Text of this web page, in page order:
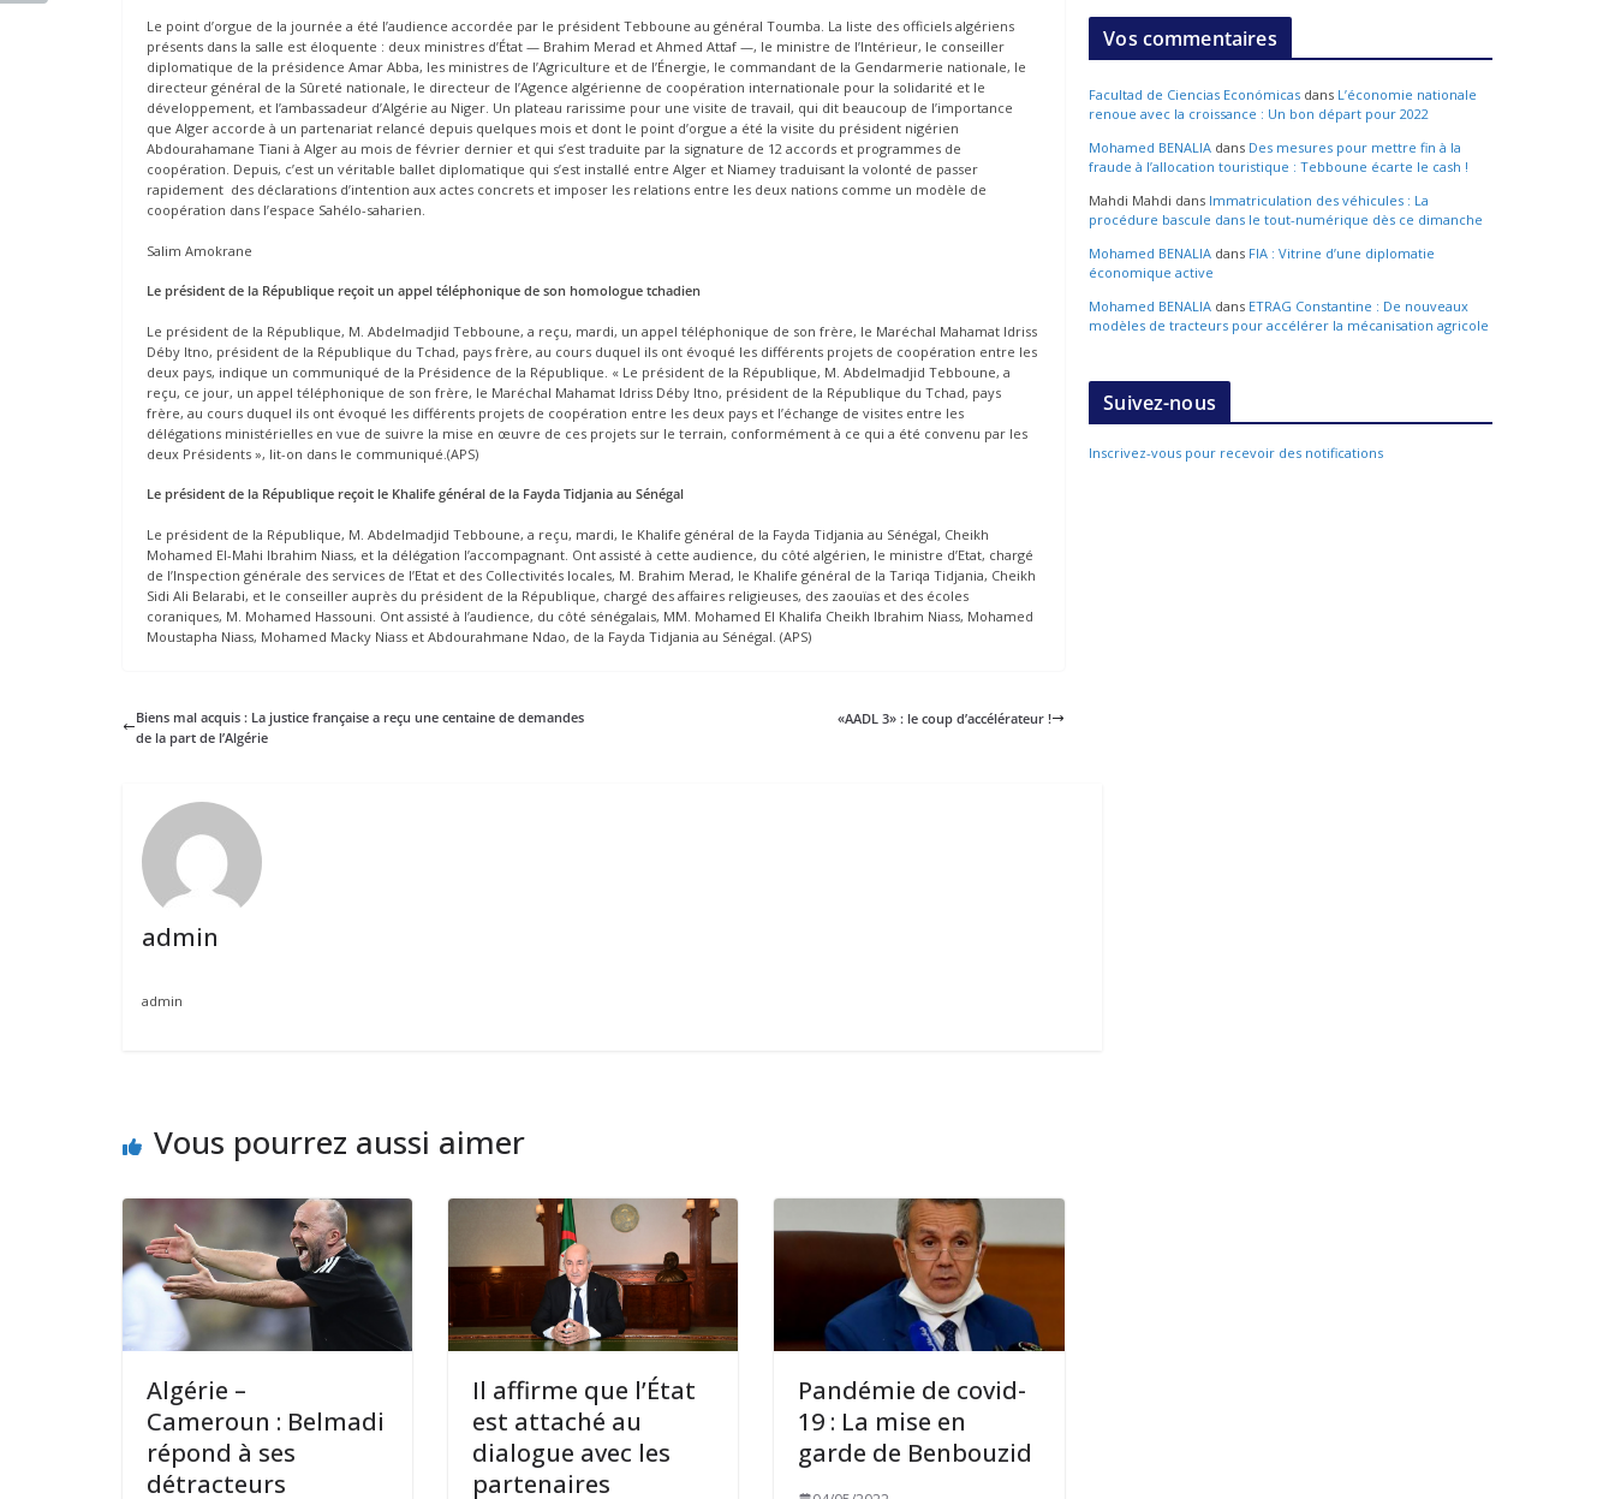
Le point d’orgue de la journée a été l’audience accordée par le président Tebboune au général Toumba. La liste des officiels algériens
présents dans la salle est éloquente : deux ministres d’État — Brahim Merad et Ahmed Attaf —, le ministre de l’Intérieur, le conseiller
diplomatique de la présidence Amar Abba, les ministres de l’Agriculture et de l’Énergie, le commandant de la Gendarmerie nationale, le
directeur général de la Sûreté nationale, le directeur de l’Agence algérienne de coopération internationale pour la solidarité et le
développement, et l’ambassadeur d’Algérie au Niger. Un plateau rarissime pour une visite de travail, qui dit beaucoup de l’importance
que Alger accorde à un partenariat relancé depuis quelques mois et dont le point d’orgue a été la visite du président nigérien
Abdourahamane Tiani à Alger au mois de février dernier et qui s’est traduite par la signature de 12 accords et programmes de
coopération. Depuis, c’est un véritable ballet diplomatique qui s’est installé entre Alger et Niamey traduisant la volonté de passer
rapidement des déclarations d’intention aux actes concrets et imposer les relations entre les deux nations comme un modèle de
coopération dans l’espace Sahélo-saharien.
Salim Amokrane
Le président de la République reçoit un appel téléphonique de son homologue tchadien
Le président de la République, M. Abdelmadjid Tebboune, a reçu, mardi, un appel téléphonique de son frère, le Maréchal Mahamat Idriss
Déby Itno, président de la République du Tchad, pays frère, au cours duquel ils ont évoqué les différents projets de coopération entre les
deux pays, indique un communiqué de la Présidence de la République. « Le président de la République, M. Abdelmadjid Tebboune, a
reçu, ce jour, un appel téléphonique de son frère, le Maréchal Mahamat Idriss Déby Itno, président de la République du Tchad, pays
frère, au cours duquel ils ont évoqué les différents projets de coopération entre les deux pays et l’échange de visites entre les
délégations ministérielles en vue de suivre la mise en œuvre de ces projets sur le terrain, conformément à ce qui a été convenu par les
deux Présidents », lit-on dans le communiqué.(APS)
Le président de la République reçoit le Khalife général de la Fayda Tidjania au Sénégal
Le président de la République, M. Abdelmadjid Tebboune, a reçu, mardi, le Khalife général de la Fayda Tidjania au Sénégal, Cheikh
Mohamed El-Mahi Ibrahim Niass, et la délégation l’accompagnant. Ont assisté à cette audience, du côté algérien, le ministre d’Etat, chargé
de l’Inspection générale des services de l’Etat et des Collectivités locales, M. Brahim Merad, le Khalife général de la Tariqa Tidjania, Cheikh
Sidi Ali Belarabi, et le conseiller auprès du président de la République, chargé des affaires religieuses, des zaouïas et des écoles
coraniques, M. Mohamed Hassouni. Ont assisté à l’audience, du côté sénégalais, MM. Mohamed El Khalifa Cheikh Ibrahim Niass, Mohamed
Moustapha Niass, Mohamed Macky Niass et Abdourahmane Ndao, de la Fayda Tidjania au Sénégal. (APS)
Biens mal acquis : La justice française a reçu une centaine de demandes
de la part de l’Algérie
«AADL 3» : le coup d’accélérateur !
admin
admin
Vous pourrez aussi aimer
Algérie –
Cameroun : Belmadi
répond à ses
détracteurs
Il affirme que l’État
est attaché au
dialogue avec les
partenaires
Pandémie de covid-
19 : La mise en
garde de Benbouzid
Vos commentaires
Facultad de Ciencias Económicas dans L’économie nationale
renoue avec la croissance : Un bon départ pour 2022
Mohamed BENALIA dans Des mesures pour mettre fin à la
fraude à l’allocation touristique : Tebboune écarte le cash !
Mahdi Mahdi dans Immatriculation des véhicules : La
procédure bascule dans le tout-numérique dès ce dimanche
Mohamed BENALIA dans FIA : Vitrine d’une diplomatie
économique active
Mohamed BENALIA dans ETRAG Constantine : De nouveaux
modèles de tracteurs pour accélérer la mécanisation agricole
Suivez-nous
Inscrivez-vous pour recevoir des notifications